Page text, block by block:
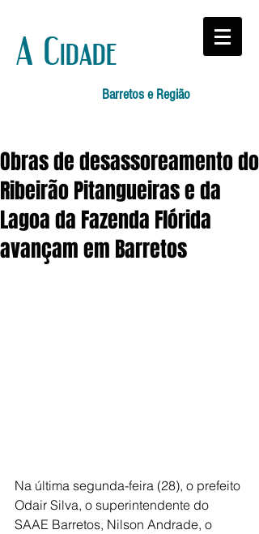
A Cidade
Barretos e Região
Obras de desassoreamento do
Ribeirão Pitangueiras e da
Lagoa da Fazenda Flórida
avançam em Barretos
Na última segunda-feira (28), o prefeito
Odair Silva, o superintendente do
SAAE Barretos, Nilson Andrade, o